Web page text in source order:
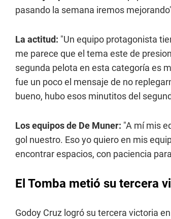
pasando la semana iremos
La actitud: "Un equipo protagonista
me parece que el tema este de
segunda pelota en esta categoría es
fue un poco el mensaje de no
bueno, hubo esos minutitos del
Los equipos de De Muner: "A mí mis
gol nuestro. Eso yo quiero en mis
encontrar espacios, con paciencia
El Tomba metió su tercera
Godoy Cruz logró su tercera victoria